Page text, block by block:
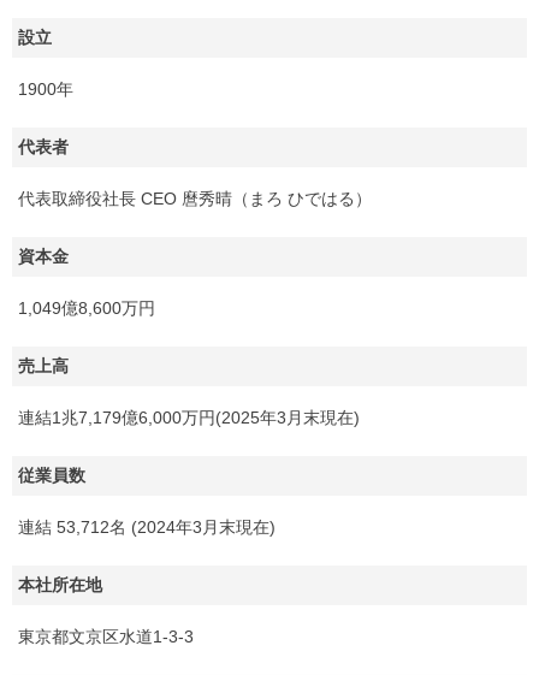
設立
1900年
代表者
代表取締役社長 CEO 麿秀晴（まろ ひではる）
資本金
1,049億8,600万円
売上高
連結1兆7,179億6,000万円(2025年3月末現在)
従業員数
連結 53,712名 (2024年3月末現在)
本社所在地
東京都文京区水道1-3-3